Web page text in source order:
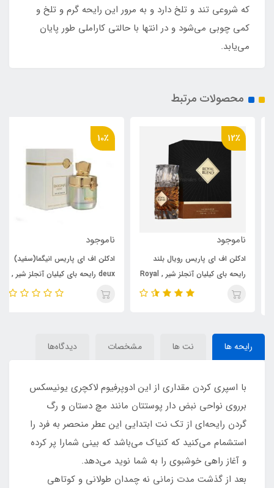
که شروعی تند و تلخ دارد و به مرور این رایحه گرم و تلخ و
کمی چوبی می‌شود و در انتها با حالتی کاراملی طور پایان
می‌یابد.
محصولات مرتبط
12٪
ناموجود
ادکلن اف ای پاریس رویال بلند
رایحه بای کیلیان آنجلز شیر , Royal
Blend
10٪
ناموجود
ادکلن اف ای پاریس انیگما(سفید)
deux رایحه بای کیلیان آنجلز شیر ,
By Kilian Angels’ Share
رایحه ها نت ها مشخصات دیدگاه‌ها
با اسپری کردن مقداری از این ادوپرفیوم لاکچری یونیسکس
برروی نواحی نبض دار پوستتان مانند مچ دستان و رگ
گردن رایحه‌ای از تک نت ابتدایی این عطر منحصر به فرد را
استشمام می‌کنید که کنیاک می‌باشد که بینی شمارا پر کرده
و آغاز راهی خوشبوی را به شما نوید می‌دهد.
بعد از گذشت مدت زمانی نه چمدان طولانی و کوتاهی